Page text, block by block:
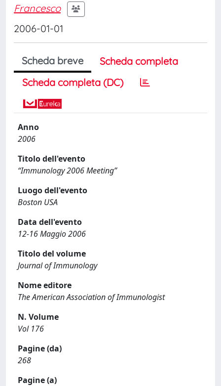
Francesco
2006-01-01
Scheda breve
Scheda completa
Scheda completa (DC)
Anno
2006
Titolo dell'evento
“Immunology 2006 Meeting”
Luogo dell'evento
Boston USA
Data dell'evento
12-16 Maggio 2006
Titolo del volume
Journal of Immunology
Nome editore
The American Association of Immunologist
N. Volume
Vol 176
Pagine (da)
268
Pagine (a)